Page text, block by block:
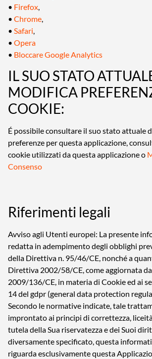
• Firefox
• Chrome
• Safari
• Opera
• Bloccare Google Analytics
IL SUO STATO
MODIFICA
COOKIE:
É possibile consultare il suo stato attuale
preferenze per questa applicazione,
cookie utilizzati da questa applicazione o
Consenso
Riferimenti legali
Avviso agli Utenti europei: La presente
redatta in adempimento degli obblighi
della Direttiva n. 95/46/CE, nonché a
Direttiva 2002/58/CE, come aggiornata
2009/136/CE, in materia di Cookie ed ai
14 del gdpr (general data protection
Secondo le normative indicate, tale
improntato ai principi di correttezza,
tutela della Sua riservatezza e dei Suoi
diversamente specificato, questa
riguarda esclusivamente questa